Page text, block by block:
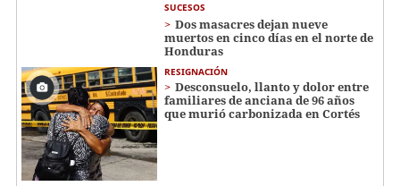
SUCESOS
Dos masacres dejan nueve
muertos en cinco días en el norte de
Honduras
RESIGNACIÓN
​​​​Desconsuelo, llanto y dolor entre
familiares de anciana de 96 años
que murió carbonizada en Cortés